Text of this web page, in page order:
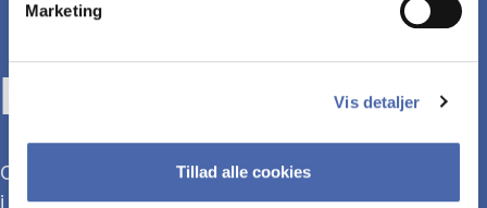
Marketing
Vis detaljer
Tillad alle cookies
KOM TIL ÅBENT HUS
Overvejer du at søge ind på en bacheloruddannelse
i 2027?